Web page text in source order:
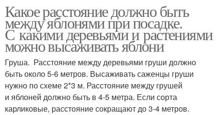
Какое расстояние должно быть
между яблонями при посадке.
С какими деревьями и растениями
можно высаживать яблони
Груша. Расстояние между деревьями груши должно
быть около 5-6 метров. Высаживать саженцы груши
нужно по схеме 2*3 м. Расстояние между грушей
и яблоней должно быть в 4-5 метра. Если сорта
карликовые, расстояние сокращают до 3-4 метров.